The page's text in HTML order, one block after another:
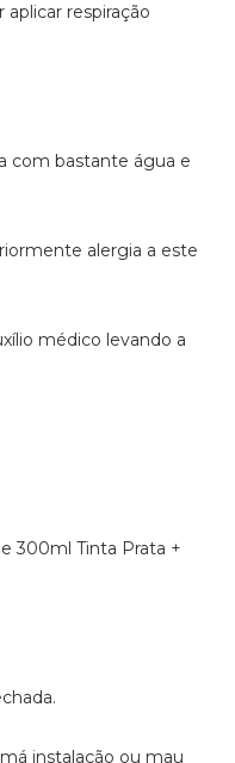
respiração
com bastante água e
alergia a este
médico levando a
300ml Tinta Prata +
instalação ou mau